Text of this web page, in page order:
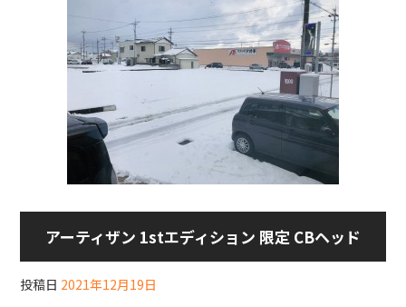
アーティザン 1stエディション 限定 CBヘッド
投稿日 2021年12月19日